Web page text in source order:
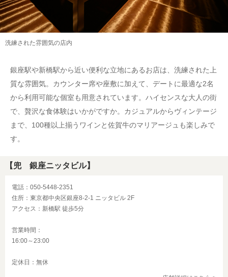
洗練された雰囲気の店内
銀座駅や新橋駅から近い便利な立地にあるお店は、洗練された上
質な雰囲気。カウンター席や座敷に加えて、デートに最適な2名
から利用可能な個室も用意されています。ハイセンスな大人の街
で、贅沢な食体験はいかがですか。カジュアルからヴィンテージ
まで、100種以上揃うワインと佐賀牛のマリアージュも楽しみで
す。
【兜 銀座ニッタビル】
電話：050-5448-2351
住所：東京都中央区銀座8-2-1 ニッタビル 2F
アクセス：新橋駅 徒歩5分
営業時間：
16:00～23:00
定休日：無休